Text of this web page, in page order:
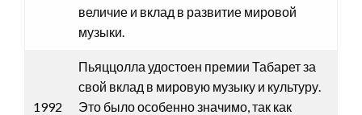
величие и вклад в развитие мировой
музыки.
1992
Пьяццолла удостоен премии Табарет за
свой вклад в мировую музыку и культуру.
Это было особенно значимо, так как